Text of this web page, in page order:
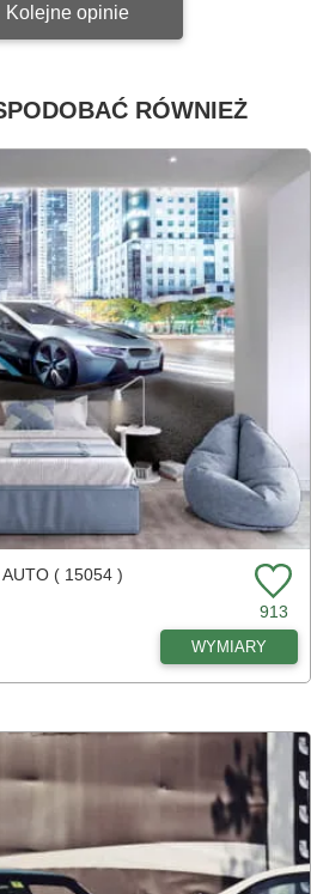
Kolejne opinie
RÓWNIEŻ
( 15054 )
913
WYMIARY